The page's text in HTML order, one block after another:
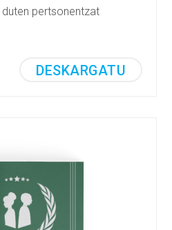
pertsonentzat
DESKARGATU